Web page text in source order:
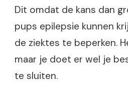
Dit omdat de kans dan
pups epilepsie kunnen
de ziektes te beperken.
maar je doet er wel je
te sluiten.